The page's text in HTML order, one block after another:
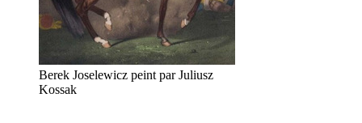
Berek Joselewicz peint par Juliusz
Kossak